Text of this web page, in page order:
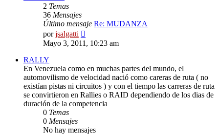
2 Temas
36 Mensajes
Último mensaje Re: MUDANZA
porjsalgatti
último
Mayo 3, 2011, 10:23 am
RALLY
En Venezuela como en muchas partes del mundo, el
automovilismo de velocidad nació como careras de ruta ( no
existían pistas ni circuitos ) y con el tiempo las carreras de ruta
se convirtieron en Rallies o RAID dependiendo de los dias de
duración de la competencia
0 Temas
0 Mensajes
No hay mensajes